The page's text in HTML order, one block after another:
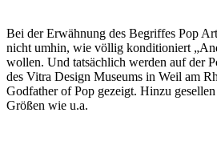
Bei der Erwähnung des Begriffes Pop
nicht umhin, wie völlig konditioniert
wollen. Und tatsächlich werden auf der
des Vitra Design Museums in Weil am
Godfather of Pop gezeigt. Hinzu
Größen wie u.a.